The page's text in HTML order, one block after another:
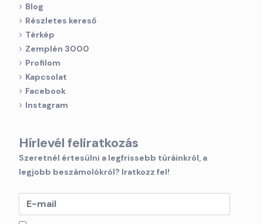
Blog
Részletes kereső
Térkép
Zemplén 3000
Profilom
Kapcsolat
Facebook
Instagram
Hírlevél feliratkozás
Szeretnél értesülni a legfrissebb túráinkról, a
legjobb beszámolókról? Iratkozz fel!